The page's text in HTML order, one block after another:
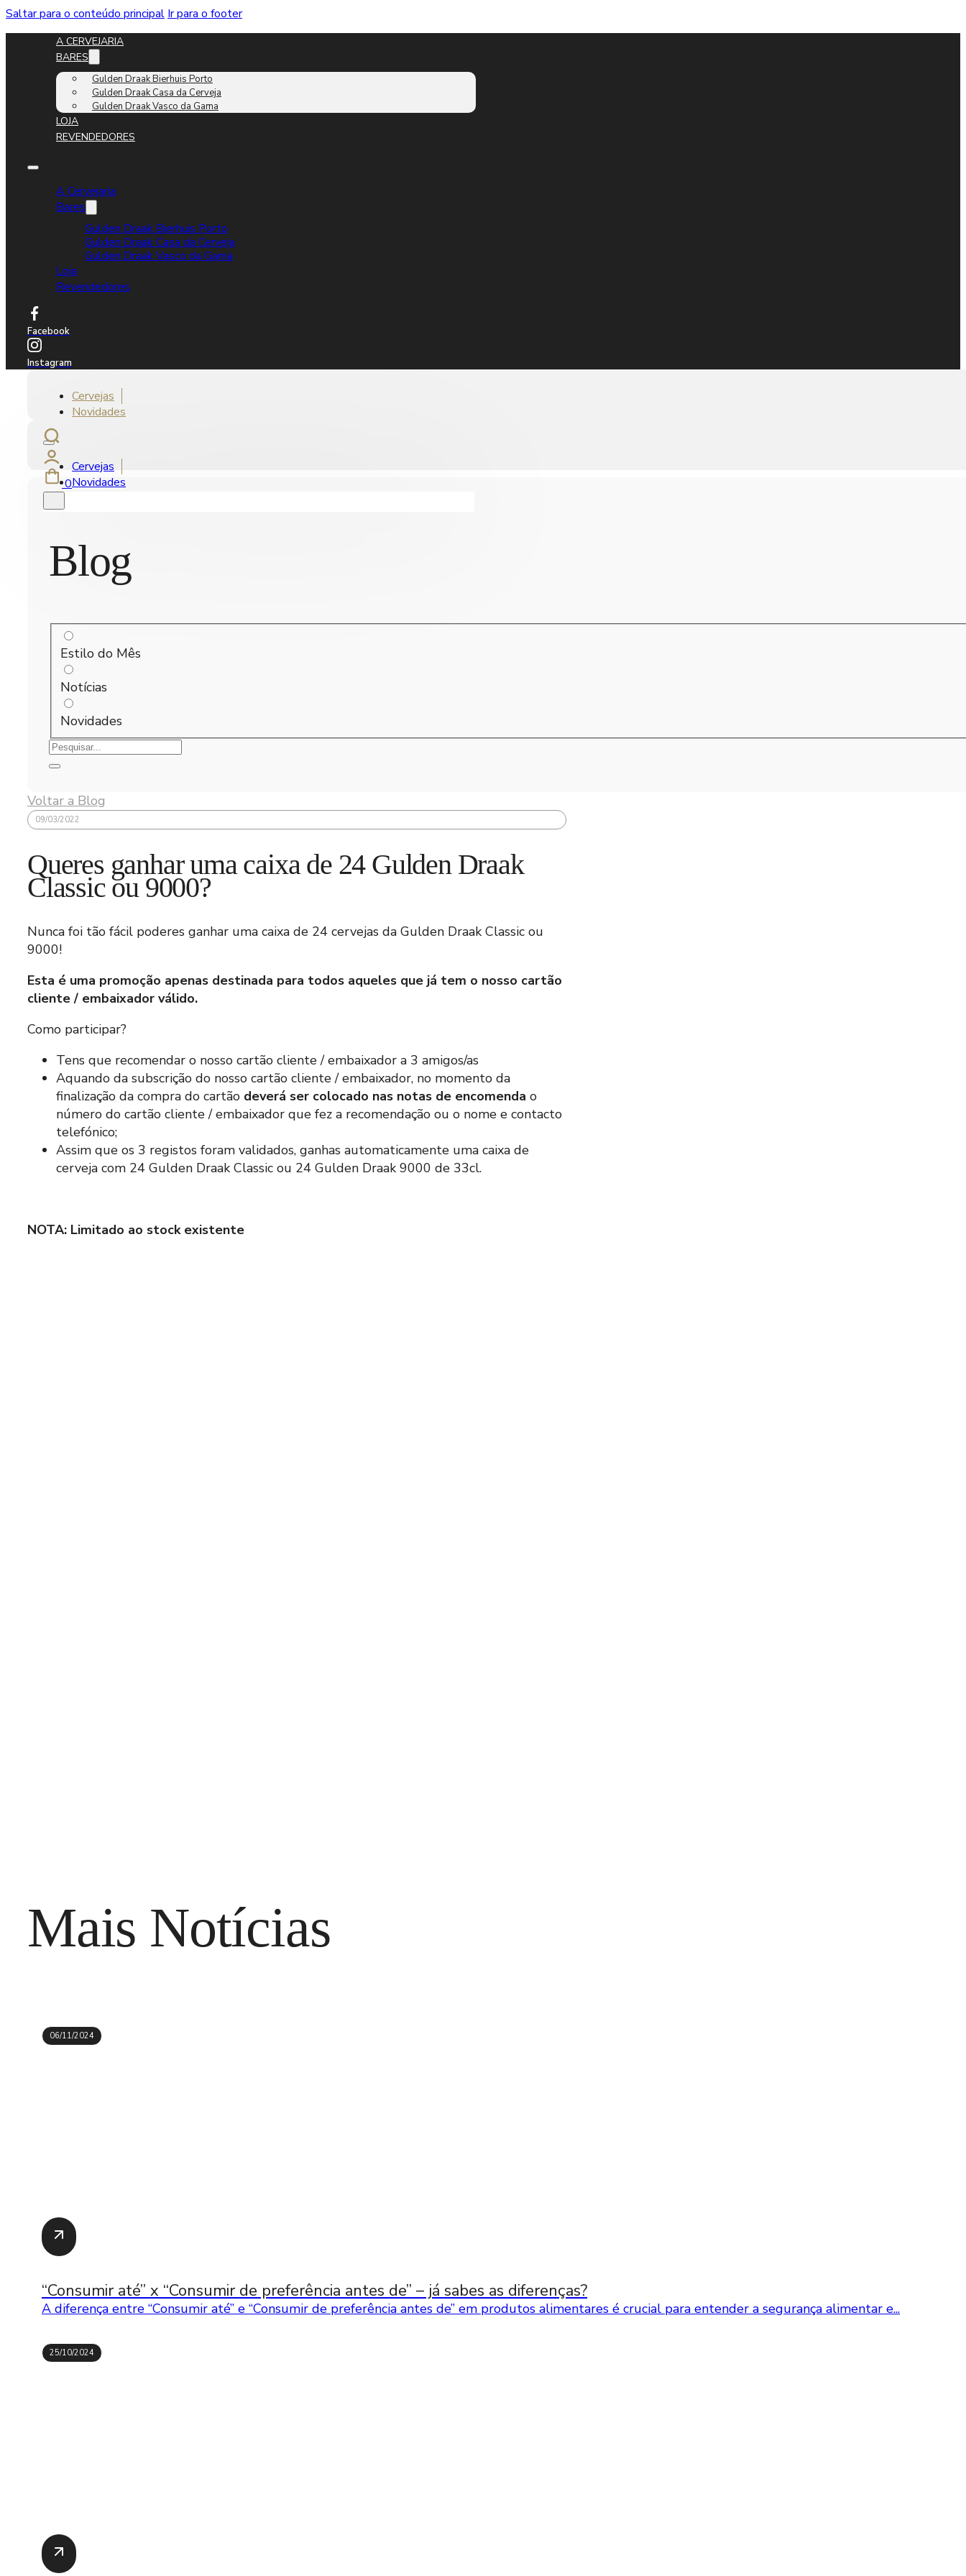
Saltar para o conteúdo principal Ir para o footer
A CERVEJARIA
BARES
Gulden Draak Bierhuis Porto
Gulden Draak Casa da Cerveja
Gulden Draak Vasco da Gama
LOJA
REVENDEDORES
A Cervejaria
Bares
Gulden Draak Bierhuis Porto
Gulden Draak Casa da Cerveja
Gulden Draak Vasco da Gama
Loja
Revendedores
Facebook
Instagram
Cervejas
Novidades
Cervejas
Novidades
0
Blog
Estilo do Mês
Notícias
Novidades
Voltar a Blog
09/03/2022
Queres ganhar uma caixa de 24 Gulden Draak
Classic ou 9000?
Nunca foi tão fácil poderes ganhar uma caixa de 24 cervejas da Gulden Draak Classic ou
9000!
Esta é uma promoção apenas destinada para todos aqueles que já tem o nosso cartão
cliente / embaixador válido.
Como participar?
Tens que recomendar o nosso cartão cliente / embaixador a 3 amigos/as
Aquando da subscrição do nosso cartão cliente / embaixador, no momento da
finalização da compra do cartão deverá ser colocado nas notas de encomenda o
número do cartão cliente / embaixador que fez a recomendação ou o nome e contacto
telefónico;
Assim que os 3 registos foram validados, ganhas automaticamente uma caixa de
cerveja com 24 Gulden Draak Classic ou 24 Gulden Draak 9000 de 33cl.
NOTA: Limitado ao stock existente
Mais Notícias
06/11/2024
“Consumir até” x “Consumir de preferência antes de” – já sabes as diferenças?
A diferença entre “Consumir até” e “Consumir de preferência antes de” em produtos alimentares é crucial para entender a segurança alimentar e...
25/10/2024